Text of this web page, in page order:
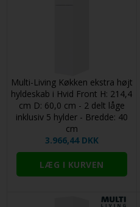
Multi-Living Køkken ekstra højt
hyldeskab i Hvid Front H: 214,4
cm D: 60,0 cm - 2 delt låge
inklusiv 5 hylder - Bredde: 40
cm
3.966,44 DKK